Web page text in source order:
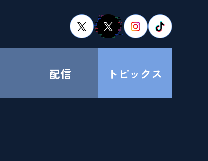
配信 トピックス